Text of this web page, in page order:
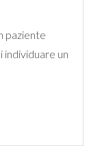
paziente
un